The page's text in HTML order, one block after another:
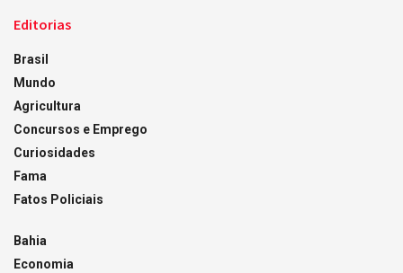
Editorias
Brasil
Mundo
Agricultura
Concursos e Emprego
Curiosidades
Fama
Fatos Policiais
Bahia
Economia